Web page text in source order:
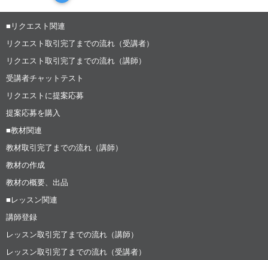
■リクエスト関連
リクエスト取引完了までの流れ（受講者）
リクエスト取引完了までの流れ（講師）
受講者チャットテスト
リクエストに提案応募
提案応募を購入
■教材関連
教材取引完了までの流れ（講師）
教材の作成
教材の概要、出品
■レッスン関連
講師登録
レッスン取引完了までの流れ（講師）
レッスン取引完了までの流れ（受講者）